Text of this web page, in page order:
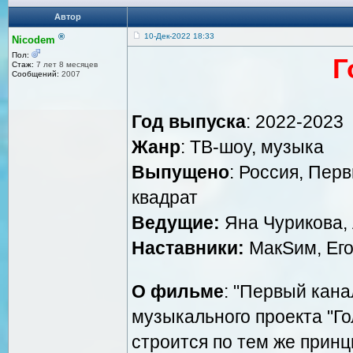
Автор
Nicodem ®
Пол:
Стаж: 7 лет 8 месяцев
Сообщений: 2007
10-Дек-2022 18:33
Год выпуска: 2022-2023
Жанр: ТВ-шоу, музыка
Выпущено: Россия,
квадрат
Ведущие: Яна
Наставники: МакSим,
О фильме: "Первый
музыкального проекта
строится по тем же